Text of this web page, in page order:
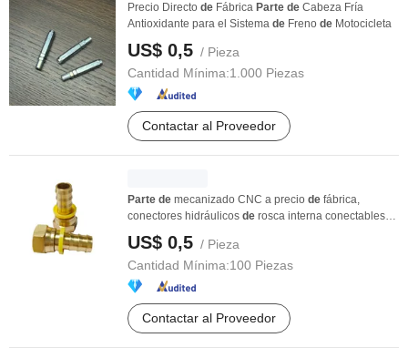
Precio Directo de Fábrica Parte de Cabeza Fría
Antioxidante para el Sistema de Freno de Motocicleta
US$ 0,5 / Pieza
Cantidad Mínima:1.000 Piezas
Contactar al Proveedor
Parte de mecanizado CNC a precio de fábrica,
conectores hidráulicos de rosca interna conectables
US$ 0,5 / Pieza
Cantidad Mínima:100 Piezas
Contactar al Proveedor